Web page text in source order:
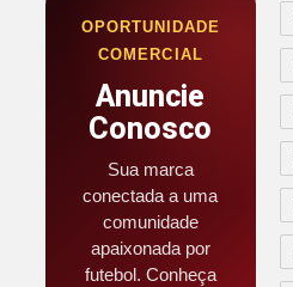
OPORTUNIDADE
COMERCIAL
Anuncie
Conosco
Sua marca
conectada a uma
comunidade
apaixonada por
futebol. Conheça